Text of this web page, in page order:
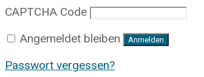
CAPTCHA Code
Angemeldet bleiben
Anmelden
Passwort vergessen?